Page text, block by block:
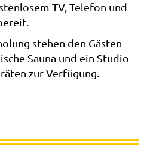
TV, Telefon und
stehen den Gästen
Sauna und ein Studio
zur Verfügung.